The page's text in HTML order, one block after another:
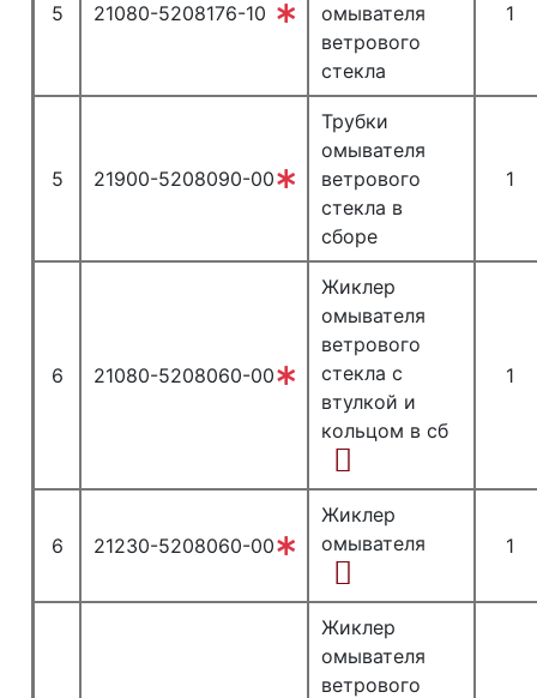
5 21080-5208176-10
омывателя
ветрового
стекла
1
5 21900-5208090-00
Трубки
омывателя
ветрового
стекла в
сборе
1
6 21080-5208060-00
Жиклер
омывателя
ветрового
стекла с
втулкой и
кольцом в сб
1
6 21230-5208060-00
Жиклер
омывателя
1
Жиклер
омывателя
ветрового